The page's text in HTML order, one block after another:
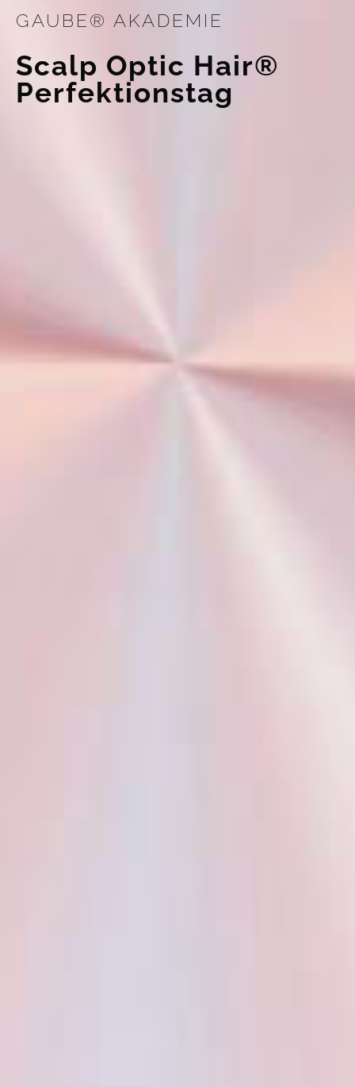
GAUBE® AKADEMIE
Scalp Optic Hair®
Perfektionstag